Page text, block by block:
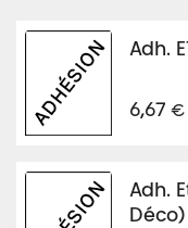
Adh.
6,67 €
Adh.